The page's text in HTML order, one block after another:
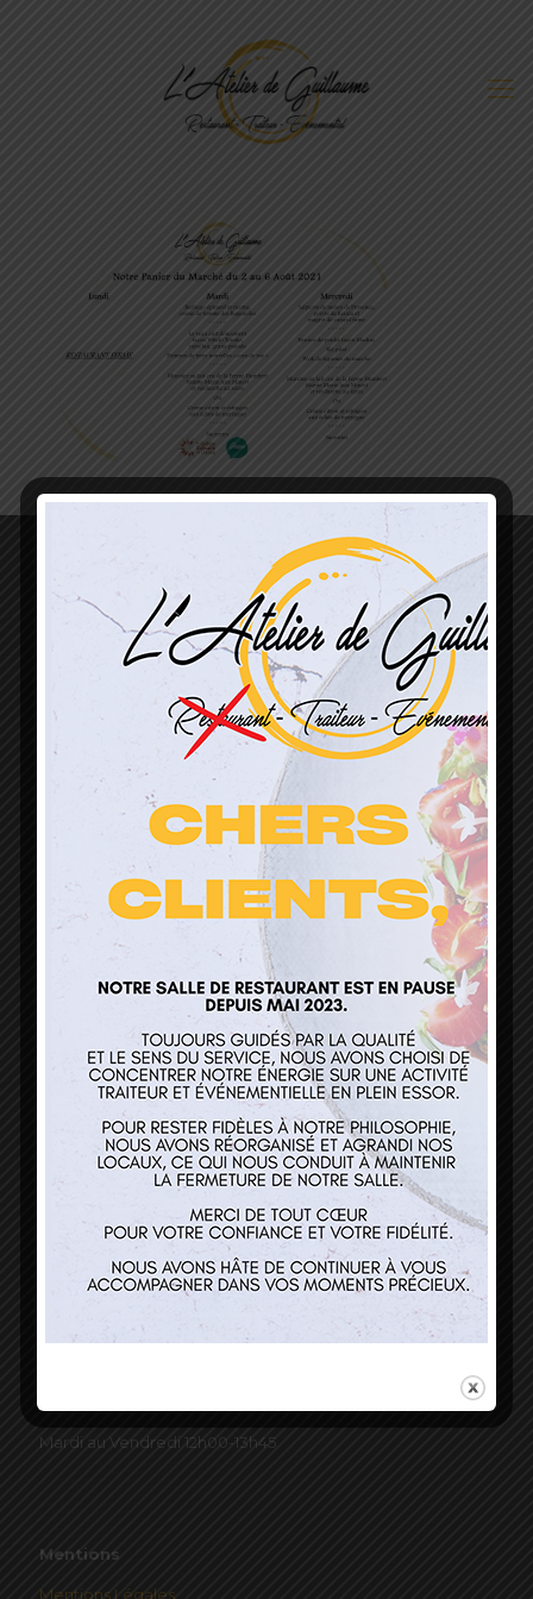
L’Atelier de Guillaume
1 Lieu Dit Sur Les Prés
68160 Sainte Marie Aux Mines
contact@atelierdeguillaume.fr
03 89 22 37 08
Nos services
Restaurant
Traiteur et événementiel
Contact
Mardi au Vendredi 12h00-13h45
Mentions
Mentions Légales